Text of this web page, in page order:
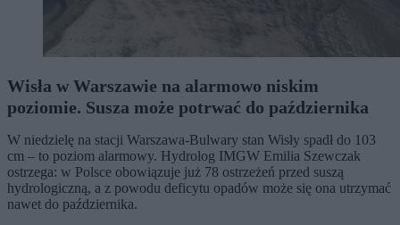
Wisła w Warszawie na alarmowo niskim
poziomie. Susza może potrwać do października
W niedzielę na stacji Warszawa-Bulwary stan Wisły spadł do 103
cm – to poziom alarmowy. Hydrolog IMGW Emilia Szewczak
ostrzega: w Polsce obowiązuje już 78 ostrzeżeń przed suszą
hydrologiczną, a z powodu deficytu opadów może się ona utrzymać
nawet do października.